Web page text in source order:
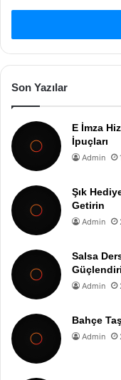
Son Yazılar
E İmza
İpuçları
Admin
Şık
Getirin
Admin
Salsa
Admin
Bahçe
Admin